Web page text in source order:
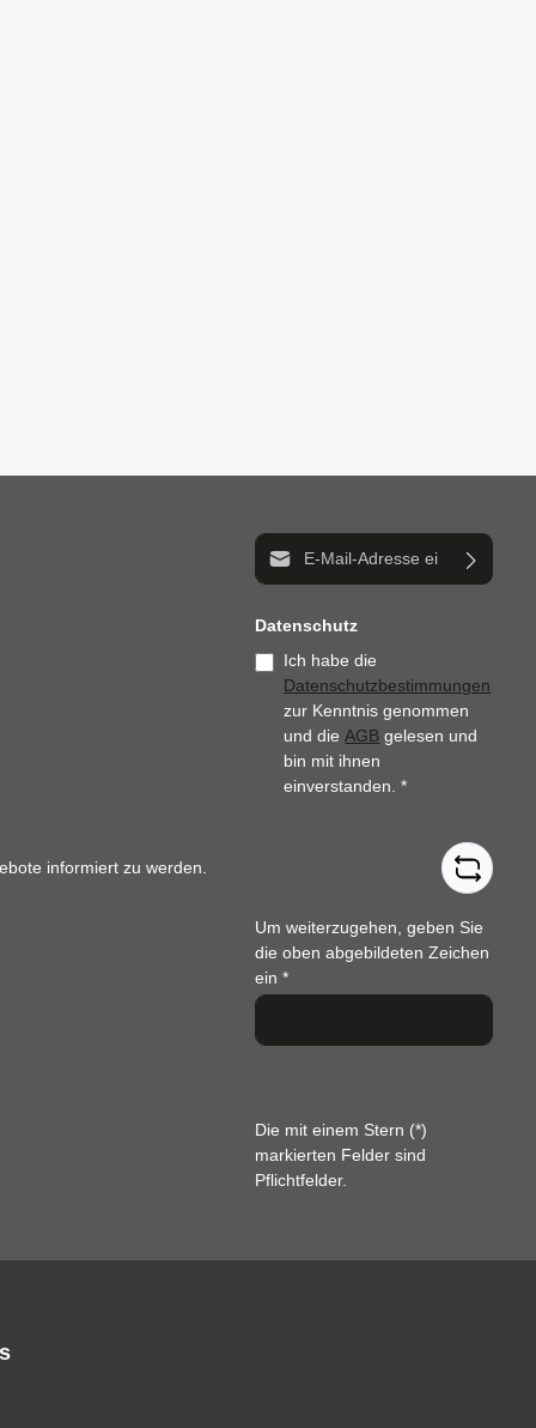
informiert zu werden.
E-Mail-Adresse*
Datenschutz
Ich habe die
Datenschutzbestimmungen
zur Kenntnis genommen
und dieAGB gelesen und
bin mit ihnen
einverstanden.*
Um weiterzugehen, geben Sie
die oben abgebildeten Zeichen
ein*
Die mit einem Stern (*)
markierten Felder sind
Pflichtfelder.